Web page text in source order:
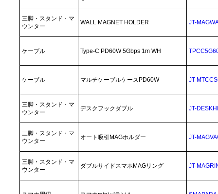
三脚・スタンド・マ
ウンター
WALL MAGNET HOLDER JT-
ケーブル Type-C PD60W 5Gbps 1m WH
ケーブル マルチケーブルケースPD60W JT-
三脚・スタンド・マ
ウンター
デスクフックダブル JT-
三脚・スタンド・マ
ウンター
オート吸引MAGホルダー JT-
三脚・スタンド・マ
ウンター
ダブルサイドスマホMAGリング JT-